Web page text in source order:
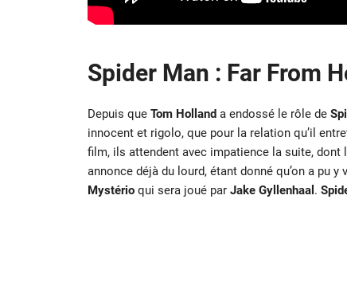
Spider Man : Far From
Depuis que Tom Hollanda endossé le rôle de
innocent et rigolo, que pour la relation qu’il
film, ils attendent avec impatience la suite, dont
annonce déjà du lourd, étant donné qu’on a pu
Mystérioqui sera joué par Jake Gyllenhaal .